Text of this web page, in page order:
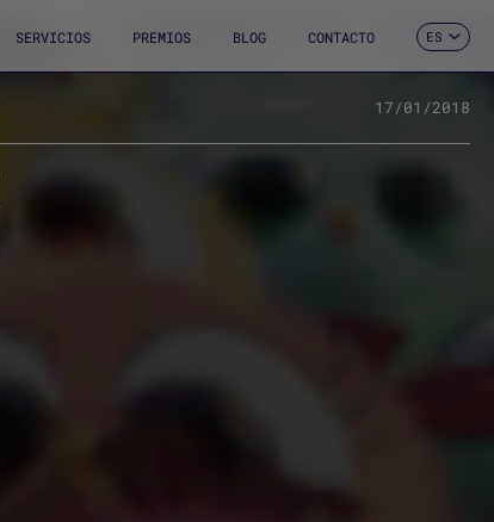
SERVICIOS PREMIOS BLOG CONTACTO
ES
FR
IT
17/01/2018